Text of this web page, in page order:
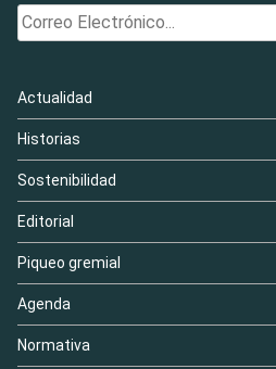
Actualidad
Historias
Sostenibilidad
Editorial
Piqueo gremial
Agenda
Normativa